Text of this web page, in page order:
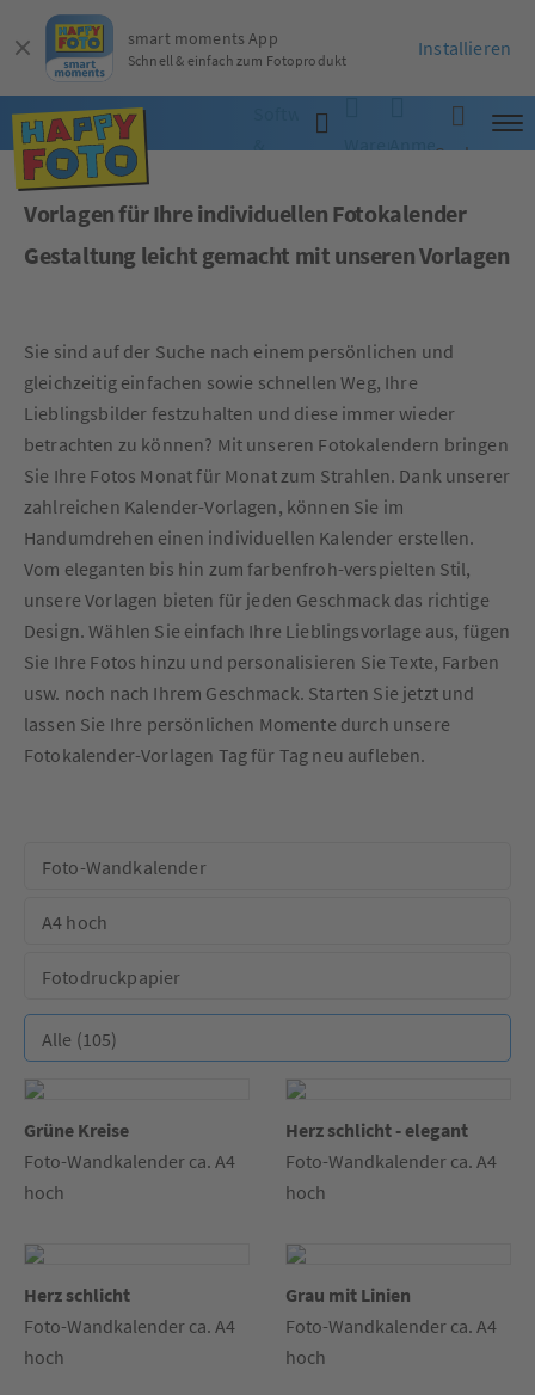
Software
WarenkorbAnmelden
Suche
Vorlagen für Ihre individuellen Fotokalender
Gestaltung leicht gemacht mit unseren Vorlagen
Sie sind auf der Suche nach einem persönlichen und
gleichzeitig einfachen sowie schnellen Weg, Ihre
Lieblingsbilder festzuhalten und diese immer wieder
betrachten zu können? Mit unseren Fotokalendern bringen
Sie Ihre Fotos Monat für Monat zum Strahlen. Dank unserer
zahlreichen Kalender-Vorlagen, können Sie im
Handumdrehen einen individuellen Kalender erstellen.
Vom eleganten bis hin zum farbenfroh-verspielten Stil,
unsere Vorlagen bieten für jeden Geschmack das richtige
Design. Wählen Sie einfach Ihre Lieblingsvorlage aus, fügen
Sie Ihre Fotos hinzu und personalisieren Sie Texte, Farben
usw. noch nach Ihrem Geschmack. Starten Sie jetzt und
lassen Sie Ihre persönlichen Momente durch unsere
Fotokalender-Vorlagen Tag für Tag neu aufleben.
Grüne Kreise
Foto-Wandkalender ca. A4
hoch
Herz schlicht - elegant
Foto-Wandkalender ca. A4
hoch
Herz schlicht
Foto-Wandkalender ca. A4
hoch
Grau mit Linien
Foto-Wandkalender ca. A4
hoch
smart moments App
Schnell & einfach zum Fotoprodukt
Installieren